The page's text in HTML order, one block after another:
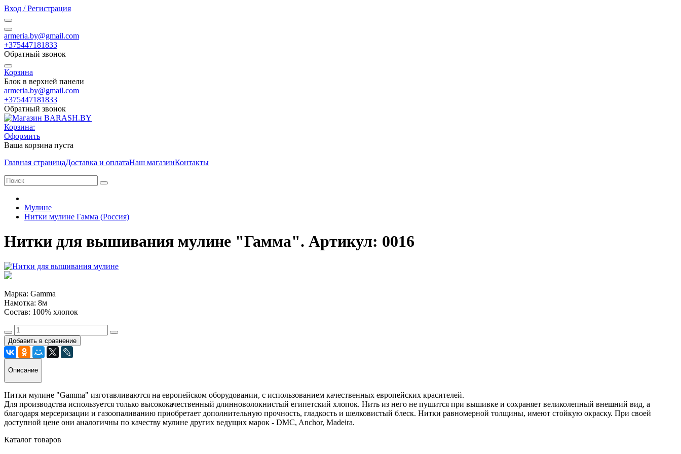
Вход / Регистрация
armeria.by@gmail.com
+375447181833
Обратный звонок
Корзина
Блок в верхней панели
armeria.by@gmail.com
+375447181833
Обратный звонок
Корзина:
Оформить
Ваша корзина пуста
Главная страницаДоставка и оплатаНаш магазинКонтакты
Мулине
Нитки мулине Гамма (Россия)
Нитки для вышивания мулине "Гамма". Артикул: 0016
Марка: Gamma
Намотка: 8м
Состав: 100% хлопок
Добавить в сравнение
Описание
Нитки мулине "Gamma" изготавливаются на европейском оборудовании, с использованием качественных европейских красителей.
Для производства используется только высококачественный длинноволокнистый египетский хлопок. Нить из него не пушится при вышивке и сохраняет великолепный внешний вид, а
благодаря мерсеризации и газоопаливанию приобретает дополнительную прочность, гладкость и шелковистый блеск. Нитки равномерной толщины, имеют стойкую окраску. При своей
доступной цене они аналогичны по качеству мулине других ведущих марок - DMC, Anchor, Madeira.
Каталог товаров